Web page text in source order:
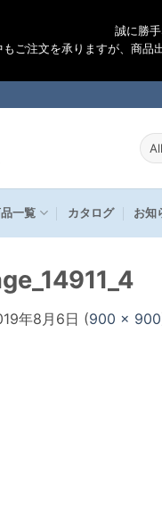
誠に勝手
ご注文を承りますが、商品
一覧 カタログ お知
年8月6日 (900 × 900